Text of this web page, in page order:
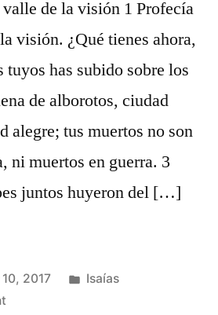
de la visión 1 Profecía
visión. ¿Qué tienes ahora,
tuyos has subido sobre los
de alborotos, ciudad
alegre; tus muertos no son
ni muertos en guerra. 3
juntos huyeron del […]
2017
Posted
Isaías
on